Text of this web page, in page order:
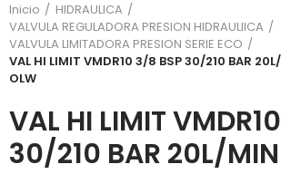
Inicio
HIDRAULICA
VALVULA REGULADORA PRESION HIDRAULIICA
VALVULA LIMITADORA PRESION SERIE ECO
VAL HI LIMIT VMDR10 3/8 BSP 30/210 BAR
OLW
VAL HI LIMIT
30/210 BAR 20L/